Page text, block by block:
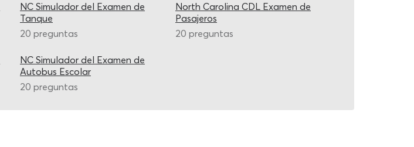
NC Simulador del Examen de
Tanque
20 preguntas
North Carolina CDL Examen de
Pasajeros
20 preguntas
NC Simulador del Examen de
Autobus Escolar
20 preguntas